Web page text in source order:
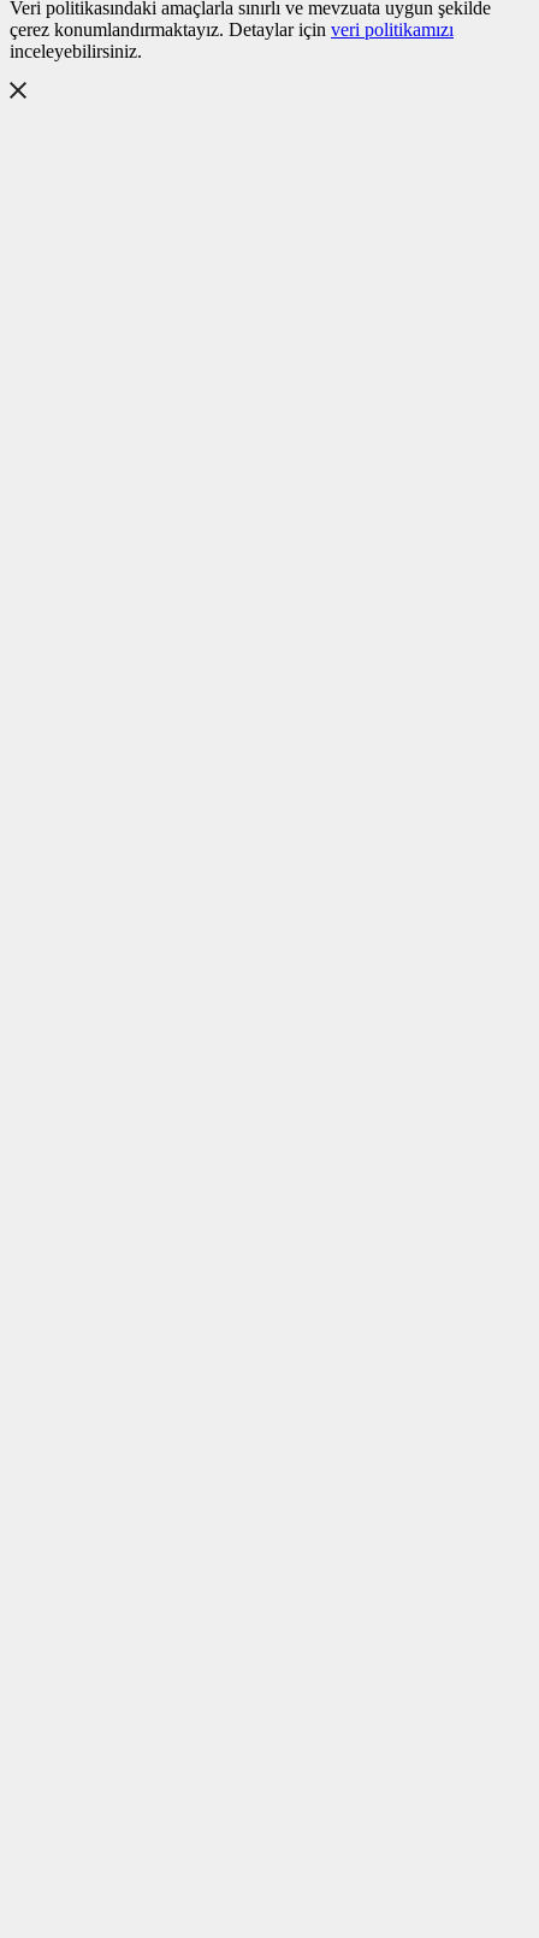
Veri politikasındaki amaçlarla sınırlı ve mevzuata uygun şekilde
çerez konumlandırmaktayız. Detaylar için veri politikamızı
inceleyebilirsiniz.